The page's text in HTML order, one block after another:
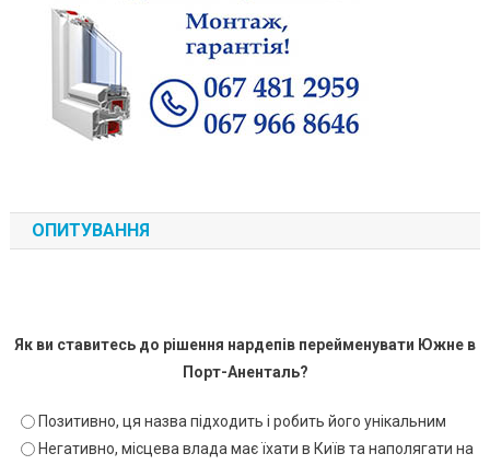
ОПИТУВАННЯ
Як ви ставитесь до рішення нардепів перейменувати Южне в
Порт-Аненталь?
Позитивно, ця назва підходить і робить його унікальним
Негативно, місцева влада має їхати в Київ та наполягати на